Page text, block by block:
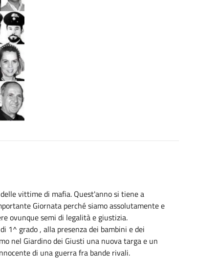
vittime di mafia. Quest'anno si tiene a
Giornata perché siamo assolutamente e
ovunque semi di legalità e giustizia.
1^ grado , alla presenza dei bambini e dei
nel Giardino dei Giusti una nuova targa e un
di una guerra fra bande rivali.